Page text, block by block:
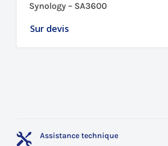
Synology – SA3600
Sur devis
 Assistance technique